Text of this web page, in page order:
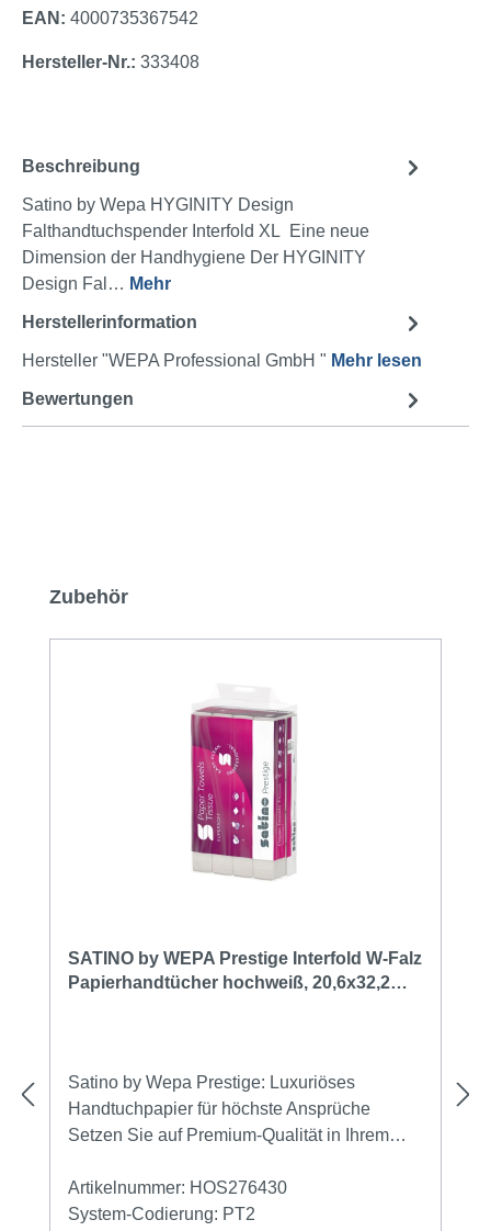
EAN: 4000735367542
Hersteller-Nr.: 333408
Beschreibung
Satino by Wepa HYGINITY Design
Falthandtuchspender Interfold XL Eine neue
Dimension der Handhygiene Der HYGINITY
Design Fal… Mehr
Herstellerinformation
Hersteller "WEPA Professional GmbH " Mehr lesen
Bewertungen
Produktgalerie überspringen
Zubehör
SATINO by WEPA Prestige Interfold W-Falz
Papierhandtücher hochweiß, 20,6x32,2
Satino by Wepa Prestige: Luxuriöses
Handtuchpapier für höchste Ansprüche
Setzen Sie auf Premium-Qualität in Ihrem
Falthandtücher bieten Ihren Gästen und
Mitarbeitern ein Maximum an Komfort. In
Artikelnummer: HOS276430
System-Codierung: PT2